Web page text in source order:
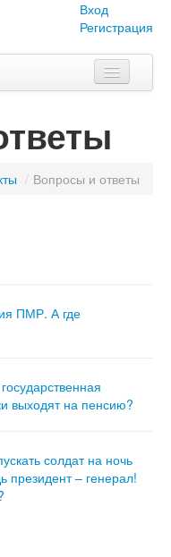
Вход
Регистрация
/ Вопросы и ответы
ПМР. А где
выходят на пенсию?
солдат на ночь
президент – генерал!